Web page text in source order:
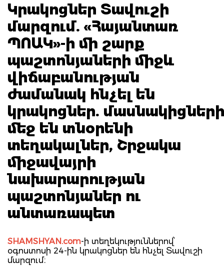
Կրակոցներ Տավուշի
մարզում. «Հայանտառ
ՊՈԱԿ»-ի մի շարք
պաշտոնյաների միջև
վիճաբանության
ժամանակ հնչել են
կրակոցներ. մասնակիցների
մեջ են տնօրենի
տեղակալներ, Շրջակա
միջավայրի
նախարարության
պաշտոնյաներ ու
անտառապետ
SHAMSHYAN.com-ի տեղեկություններով՝
օգոստոսի 24-ին կրակոցներ են հնչել Տավուշի
մարզում։